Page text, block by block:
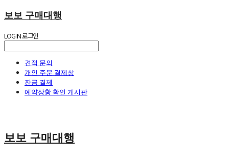
보보 구매대행
LOG IN로그인
견적 문의
개인 주문 결제창
잔금 결제
예약상황 확인 게시판
보보 구매대행